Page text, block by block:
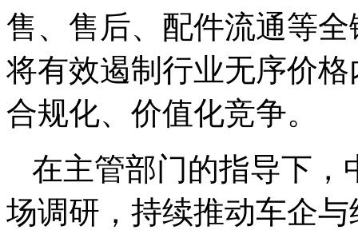
售、售后、配件流通等
将有效遏制行业无序价
合规化、价值化竞争。
在主管部门的指导下，
场调研，持续推动车企